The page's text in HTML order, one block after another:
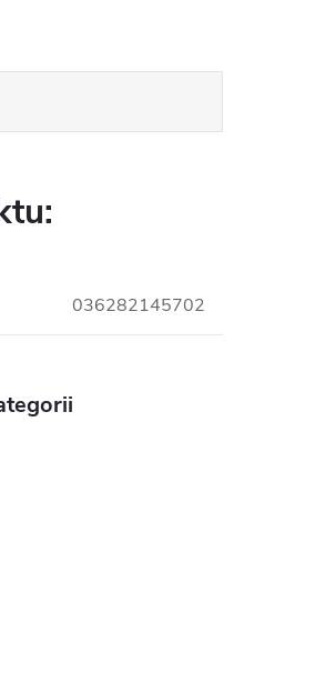
036282145702